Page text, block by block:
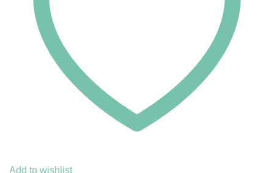
Add to wishlist